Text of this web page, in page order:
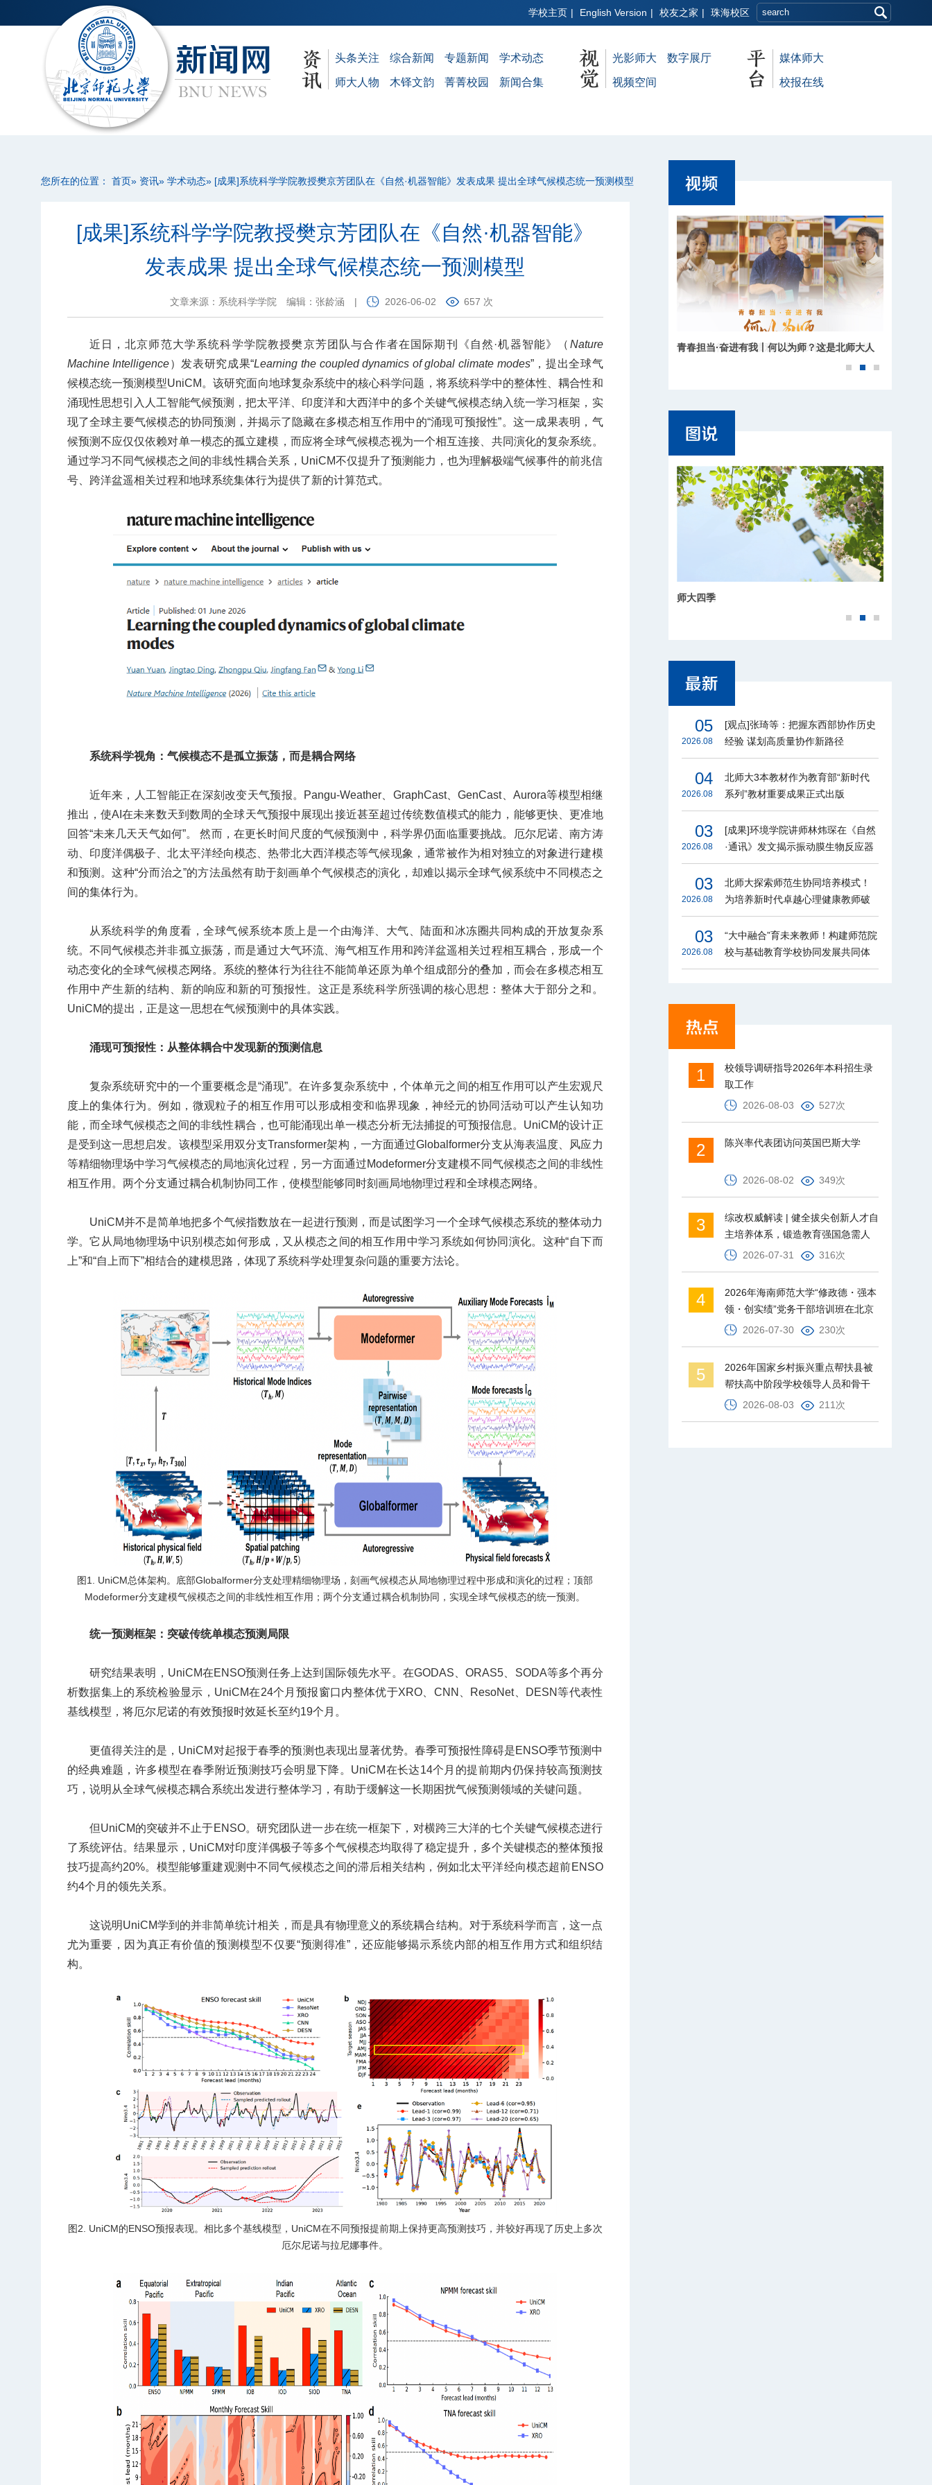
学校主页 | English Version | 校友之家 | 珠海校区
头条关注 综合新闻 专题新闻 学术动态
师大人物 木铎文韵 菁菁校园 新闻合集
光影师大 数字展厅
视频空间
媒体师大
校报在线
您所在的位置： 首页» 资讯» 学术动态» [成果]系统科学学院教授樊京芳团队在《自然·机器智能》发表成果 提出全球气候模态统一预测模型
[成果]系统科学学院教授樊京芳团队在《自然·机器智能》
发表成果 提出全球气候模态统一预测模型
文章来源：系统科学学院 编辑：张龄涵 | 2026-06-02 657 次
近日，北京师范大学系统科学学院教授樊京芳团队与合作者在国际期刊《自然·机器智能》（ Nature
Machine Intelligence）发表研究成果“Learning the coupled dynamics of global climate modes”，提出全球气
候模态统一预测模型UniCM。该研究面向地球复杂系统中的核心科学问题，将系统科学中的整体性、耦合性和
涌现性思想引入人工智能气候预测，把太平洋、印度洋和大西洋中的多个关键气候模态纳入统一学习框架，实
现了全球主要气候模态的协同预测，并揭示了隐藏在多模态相互作用中的“涌现可预报性”。这一成果表明，气
候预测不应仅仅依赖对单一模态的孤立建模，而应将全球气候模态视为一个相互连接、共同演化的复杂系统。
通过学习不同气候模态之间的非线性耦合关系，UniCM不仅提升了预测能力，也为理解极端气候事件的前兆信
号、跨洋盆遥相关过程和地球系统集体行为提供了新的计算范式。
系统科学视角：气候模态不是孤立振荡，而是耦合网络
近年来，人工智能正在深刻改变天气预报。Pangu-Weather、GraphCast、GenCast、Aurora等模型相继
推出，使AI在未来数天到数周的全球天气预报中展现出接近甚至超过传统数值模式的能力，能够更快、更准地
回答“未来几天天气如何”。 然而，在更长时间尺度的气候预测中，科学界仍面临重要挑战。厄尔尼诺、南方涛
动、印度洋偶极子、北太平洋经向模态、热带北大西洋模态等气候现象，通常被作为相对独立的对象进行建模
和预测。这种“分而治之”的方法虽然有助于刻画单个气候模态的演化，却难以揭示全球气候系统中不同模态之
间的集体行为。
从系统科学的角度看，全球气候系统本质上是一个由海洋、大气、陆面和冰冻圈共同构成的开放复杂系
统。不同气候模态并非孤立振荡，而是通过大气环流、海气相互作用和跨洋盆遥相关过程相互耦合，形成一个
动态变化的全球气候模态网络。系统的整体行为往往不能简单还原为单个组成部分的叠加，而会在多模态相互
作用中产生新的结构、新的响应和新的可预报性。这正是系统科学所强调的核心思想：整体大于部分之和。
UniCM的提出，正是这一思想在气候预测中的具体实践。
涌现可预报性：从整体耦合中发现新的预测信息
复杂系统研究中的一个重要概念是“涌现”。在许多复杂系统中，个体单元之间的相互作用可以产生宏观尺
度上的集体行为。例如，微观粒子的相互作用可以形成相变和临界现象，神经元的协同活动可以产生认知功
能，而全球气候模态之间的非线性耦合，也可能涌现出单一模态分析无法捕捉的可预报信息。UniCM的设计正
是受到这一思想启发。该模型采用双分支Transformer架构，一方面通过Globalformer分支从海表温度、风应力
等精细物理场中学习气候模态的局地演化过程，另一方面通过Modeformer分支建模不同气候模态之间的非线性
相互作用。两个分支通过耦合机制协同工作，使模型能够同时刻画局地物理过程和全球模态网络。
UniCM并不是简单地把多个气候指数放在一起进行预测，而是试图学习一个全球气候模态系统的整体动力
学。它从局地物理场中识别模态如何形成，又从模态之间的相互作用中学习系统如何协同演化。这种“自下而
上”和“自上而下”相结合的建模思路，体现了系统科学处理复杂问题的重要方法论。
图1. UniCM总体架构。底部Globalformer分支处理精细物理场，刻画气候模态从局地物理过程中形成和演化的过程；顶部
Modeformer分支建模气候模态之间的非线性相互作用；两个分支通过耦合机制协同，实现全球气候模态的统一预测。
统一预测框架：突破传统单模态预测局限
研究结果表明，UniCM在ENSO预测任务上达到国际领先水平。在GODAS、ORAS5、SODA等多个再分
析数据集上的系统检验显示，UniCM在24个月预报窗口内整体优于XRO、CNN、ResoNet、DESN等代表性
基线模型，将厄尔尼诺的有效预报时效延长至约19个月。
更值得关注的是，UniCM对起报于春季的预测也表现出显著优势。春季可预报性障碍是ENSO季节预测中
的经典难题，许多模型在春季附近预测技巧会明显下降。UniCM在长达14个月的提前期内仍保持较高预测技
巧，说明从全球气候模态耦合系统出发进行整体学习，有助于缓解这一长期困扰气候预测领域的关键问题。
但UniCM的突破并不止于ENSO。研究团队进一步在统一框架下，对横跨三大洋的七个关键气候模态进行
了系统评估。结果显示，UniCM对印度洋偶极子等多个气候模态均取得了稳定提升，多个关键模态的整体预报
技巧提高约20%。模型能够重建观测中不同气候模态之间的滞后相关结构，例如北太平洋经向模态超前ENSO
约4个月的领先关系。
这说明UniCM学到的并非简单统计相关，而是具有物理意义的系统耦合结构。对于系统科学而言，这一点
尤为重要，因为真正有价值的预测模型不仅要“预测得准”，还应能够揭示系统内部的相互作用方式和组织结
构。
图2. UniCM的ENSO预报表现。相比多个基线模型，UniCM在不同预报提前期上保持更高预测技巧，并较好再现了历史上多次
厄尔尼诺与拉尼娜事件。
青春担当·奋进有我丨何以为师？这是北师大人
师大四季
05
2026.08
[观点]张琦等：把握东西部协作历史
经验 谋划高质量协作新路径
04
2026.08
北师大3本教材作为教育部“新时代
系列”教材重要成果正式出版
03
2026.08
[成果]环境学院讲师林炜琛在《自然
·通讯》发文揭示振动膜生物反应器
节能增效机制
03
2026.08
北师大探索师范生协同培养模式！
为培养新时代卓越心理健康教师破
题
03
2026.08
“大中融合”育未来教师！构建师范院
校与基础教育学校协同发展共同体
1
校领导调研指导2026年本科招生录
取工作
2026-08-03
527次
2 陈兴率代表团访问英国巴斯大学
2026-08-02 349次
3
综改权威解读 | 健全拔尖创新人才自
主培养体系，锻造教育强国急需人
才梯队2026-07-31 316次
4
2026年海南师范大学“修政德・强本
领・创实绩”党务干部培训班在北京
师范大学举办
2026-07-30 230次
5
2026年国家乡村振兴重点帮扶县被
帮扶高中阶段学校领导人员和骨干
教师培训班在北京师范大学举办
2026-08-03 211次